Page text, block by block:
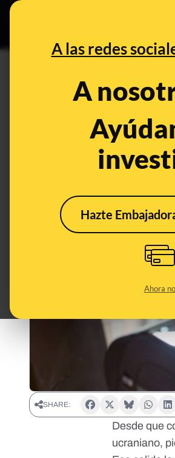
A las redes
A
Hazte
Ahora no
Qué es SWIFT y
sistema
Feb 25, 2022, 2:34:44 PM
SHARE:
Desde que
ucraniano,